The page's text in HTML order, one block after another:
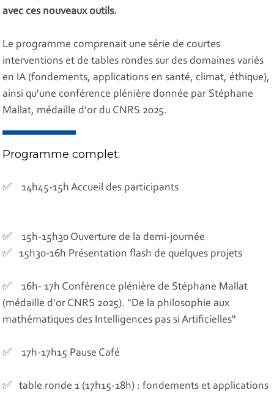
avec ces nouveaux outils.
Le programme comprenait une série de courtes
interventions et de tables rondes sur des domaines variés
en IA (fondements, applications en santé, climat, éthique),
ainsi qu'une conférence plénière donnée par Stéphane
Mallat, médaille d'or du CNRS 2025.
Programme complet:
✅ 14h45-15h Accueil des participants
✅ 15h-15h30 Ouverture de la demi-journée
✅ 15h30-16h Présentation flash de quelques projets
✅ 16h- 17h Conférence plénière de Stéphane Mallat
(médaille d'or CNRS 2025). "De la philosophie aux
mathématiques des Intelligences pas si Artificielles"
✅ 17h-17h15 Pause Café
✅ table ronde 1 (17h15-18h) : fondements et applications